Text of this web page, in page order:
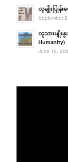
လူမျိုးပြုန်း
September
လူသားမျိုး
Humanity)
June 16,